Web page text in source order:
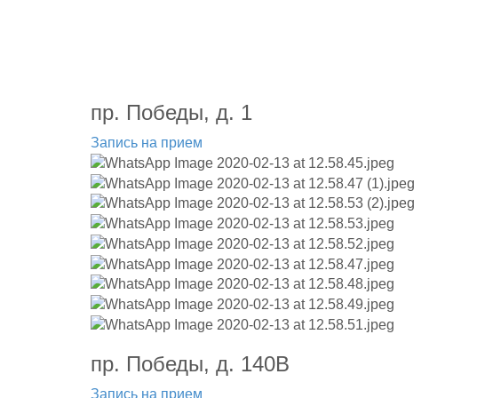
пр. Победы, д. 1
Запись на прием
пр. Победы, д. 140В
Запись на прием